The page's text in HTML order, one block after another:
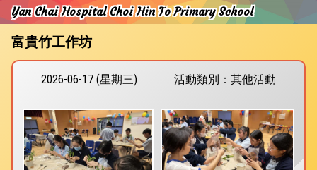
Yan Chai Hospital Choi Hin To Primary School
富貴竹工作坊
2026-06-17 (星期三) 活動類別：其他活動